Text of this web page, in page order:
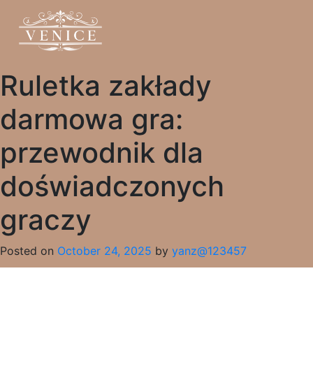
Ruletka zakłady
darmowa gra:
przewodnik dla
doświadczonych
graczy
Posted on October 24, 2025 by yanz@123457